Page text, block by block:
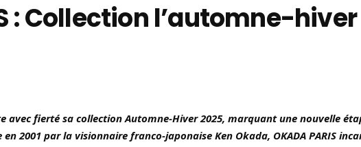
: Collection l’automne-hiver
avec fierté sa collection Automne-Hiver 2025, marquant une nouvelle
2001 par la visionnaire franco-japonaise Ken Okada, OKADA PARIS